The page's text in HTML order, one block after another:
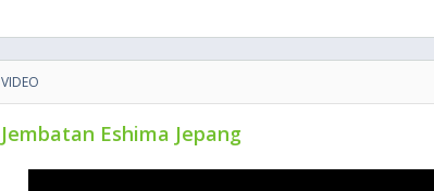
VIDEO
Jembatan Eshima Jepang